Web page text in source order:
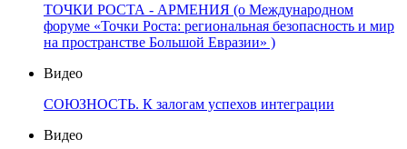
ТОЧКИ РОСТА - АРМЕНИЯ (о Международном
форуме «Точки Роста: региональная безопасность и мир
на пространстве Большой Евразии» )
Видео
СОЮЗНОСТЬ. К залогам успехов интеграции
Видео